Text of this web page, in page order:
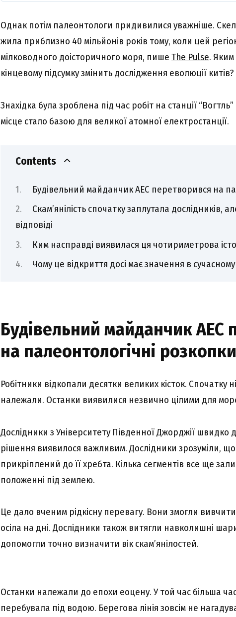
Однак потім палеонтологи придивилися уважніше.
жила приблизно 40 мільйонів років тому, коли цей
мілководного доісторичного моря, пише The Pulse. Яким
кінцевому підсумку змінить дослідження еволюції китів?
Знахідка була зроблена під час робіт на станції
місце стало базою для великої атомної електростанції.
Contents
Будівельний майданчик АЕС перетворився на
Скам’янілість спочатку заплутала дослідників,
відповіді
Ким насправді виявилася ця чотириметрова
Чому це відкриття досі має значення в сучасному
Будівельний майданчик АЕС
на палеонтологічні розкопки
Робітники відкопали десятки великих кісток. Спочатку
належали. Останки виявилися незвично цілими для
Дослідники з Університету Південної Джорджії швидко
рішення виявилося важливим. Дослідники зрозуміли, що
прикріплений до її хребта. Кілька сегментів все ще
положенні під землею.
Це дало вченим рідкісну перевагу. Вони змогли
осіла на дні. Дослідники також витягли навколишні
допомогли точно визначити вік скам’янілостей.
Останки належали до епохи еоцену. У той час більша
перебувала під водою. Берегова лінія зовсім не